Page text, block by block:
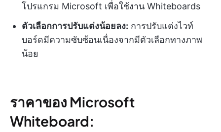
โปรแกรม Microsoft เพื่อใช้งาน Whiteboards
ตัวเลือกการปรับแต่งน้อยลง: การปรับแต่งไวท์
บอร์ดมีความซับซ้อนเนื่องจากมีตัวเลือกทางภาพ
น้อย
ราคาของ Microsoft
Whiteboard: